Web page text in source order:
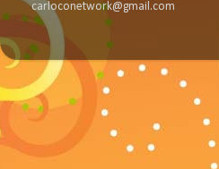
carloconetwork@gmail.com